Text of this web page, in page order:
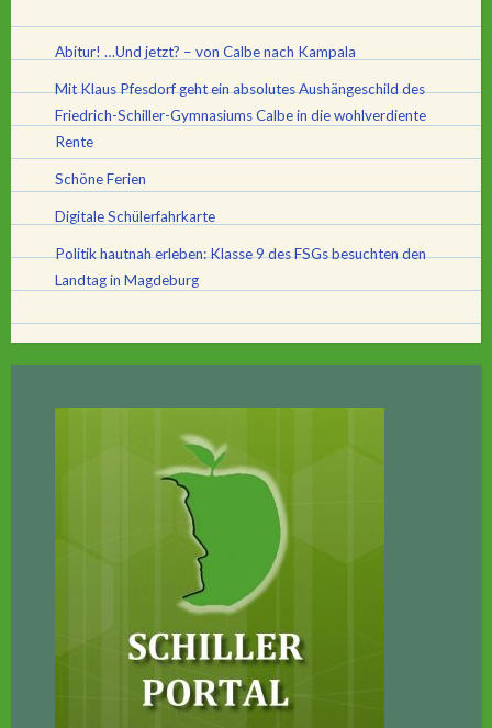
Abitur! …Und jetzt? – von Calbe nach Kampala
Mit Klaus Pfesdorf geht ein absolutes Aushängeschild des
Friedrich-Schiller-Gymnasiums Calbe in die wohlverdiente
Rente
Schöne Ferien
Digitale Schülerfahrkarte
Politik hautnah erleben: Klasse 9 des FSGs besuchten den
Landtag in Magdeburg